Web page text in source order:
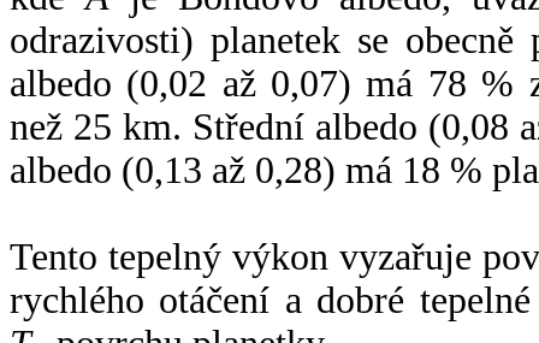
odrazivosti) planetek se
albedo (0,02 až 0,07) má 78 %
než 25 km. Střední albedo (0,08
albedo (0,13 až 0,28) má 18 %
Tento tepelný výkon vyzařuje
rychlého otáčení a dobré